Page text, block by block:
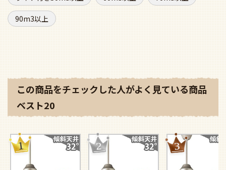
90m3以上
この商品をチェックした人がよく見ている商品
ベスト20